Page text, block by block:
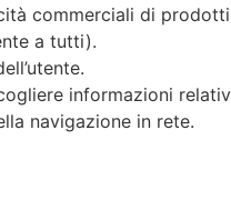
commerciali di
a tutti).
informazioni
navigazione in rete.